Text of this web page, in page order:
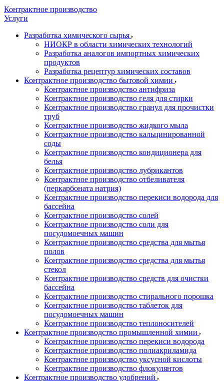
Контрактное производство
Услуги
Разработка химического сырья
НИОКР в области химических технологий
Разработка аналогов импортных химических
продуктов
Разработка рецептур химических составов
Контрактное производство бытовой химии
Контрактное производство антифриза
Контрактное производство геля для стирки
Контрактное производство гранул для прочистки
труб
Контрактное производство жидкого мыла
Контрактное производство кальцинированной
соды
Контрактное производство кондиционера для
белья
Контрактное производство лубрикантов
Контрактное производство отбеливателя
(перкарбоната натрия)
Контрактное производство перекиси водорода для
бассейна
Контрактное производство солей
Контрактное производство соли для
посудомоечных машин
Контрактное производство средства для мытья
полов
Контрактное производство средства для мытья
стекол
Контрактное производство средств для очистки
бассейна
Контрактное производство стирального порошка
Контрактное производство таблеток для
посудомоечных машин
Контрактное производство теплоносителей
Контрактное производство промышленной химии
Контрактное производство перекиси водорода
Контрактное производство полиакриламида
Контрактное производство уксусной кислоты
Контрактное производство флокулянтов
Контрактное производство удобрений